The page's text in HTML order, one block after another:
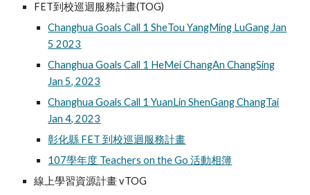
FET到校巡迴服務計畫(TOG)
Changhua Goals Call 1 SheTou YangMing LuGang Jan
5 2023
Changhua Goals Call 1 HeMei ChangAn ChangSing
Jan 5, 2023
Changhua Goals Call 1 YuanLin ShenGang ChangTai
Jan 4, 2023
彰化縣 FET 到校巡迴服務計畫
107學年度 Teachers on the Go 活動相簿
線上學習資源計畫 vTOG